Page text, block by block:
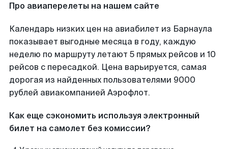
Про авиаперелеты на нашем сайте
Календарь низких цен на авиабилет из Барнаула
показывает выгодные месяца в году, каждую
неделю по маршруту летают 5 прямых рейсов и 10
рейсов с пересадкой. Цена варьируется, самая
дорогая из найденных пользователями 9000
рублей авиакомпанией Аэрофлот.
Как еще сэкономить используя электронный
билет на самолет без комиссии?